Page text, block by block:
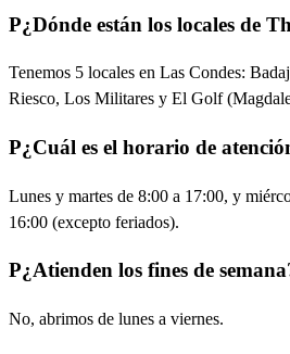
P¿Dónde están los locales de
Tenemos 5 locales en Las Condes:
Riesco, Los Militares y El Golf
P¿Cuál es el horario de
Lunes y martes de 8:00 a 17:00, y
16:00 (excepto feriados).
P¿Atienden los fines de
No, abrimos de lunes a viernes.